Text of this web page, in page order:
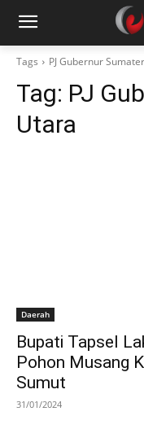
Tags PJ Gubernur
Tag: PJ
Utara
Daerah
Bupati Tapsel
Pohon Musang
Sumut
31/01/2024